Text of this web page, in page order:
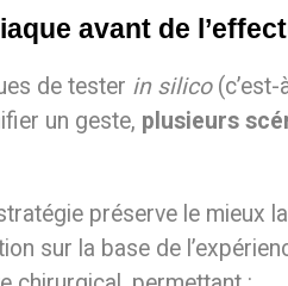
avant de
de tester in silico(c’est-
un geste, plusieurs
préserve le mieux
sur la base de